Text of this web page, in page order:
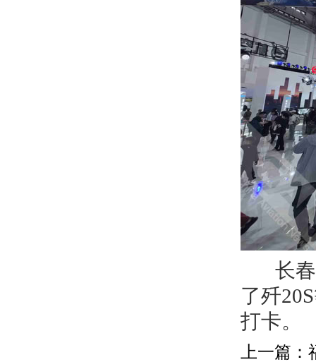
长春
了歼
打卡。
上一篇：